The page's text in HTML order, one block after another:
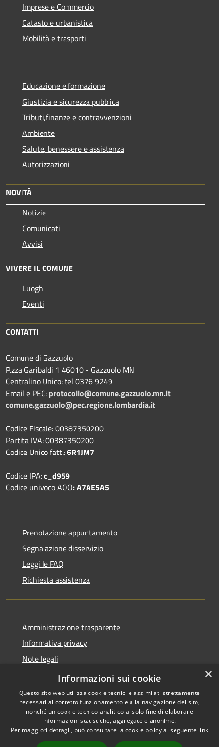
Imprese e Commercio
Catasto e urbanistica
Mobilità e trasporti
Educazione e formazione
Giustizia e sicurezza pubblica
Tributi,finanze e contravvenzioni
Ambiente
Salute, benessere e assistenza
Autorizzazioni
NOVITÀ
Notizie
Comunicati
Avvisi
VIVERE IL COMUNE
Luoghi
Eventi
CONTATTI
Comune di Gazzuolo
P.zza Garibaldi 1 46010 - Gazzuolo MN
Centralino Unico: tel 0376 9249
Email e PEC: protocollo@comune.gazzuolo.mn.it
comune.gazzuolo@pec.regione.lombardia.it
Codice Fiscale: 00387350200
Partita IVA: 00387350200
Codice Unico fatt.:6R1JM7
Codice IPA:c_d959
Codice univoco AOO: A7AE5A5
Prenotazione appuntamento
Segnalazione disservizio
Leggi le FAQ
Richiesta assistenza
Amministrazione trasparente
Informativa privacy
Note legali
Dichiarazione di accessibilità
Accessibilità
Copyright © 2026 • Comune di
Gazzuolo • Powered by
×
Informazioni sui cookie
Questo sito web utilizza cookie tecnici e assimilati strettamente
necessari al corretto funzionamento e alla navigazione del sito,
nonché un cookie tecnico analitico al solo fine di elaborare
informazioni statistiche, aggregate e anonime.
Per maggiori dettagli, può consultare la cookie policy al seguente link